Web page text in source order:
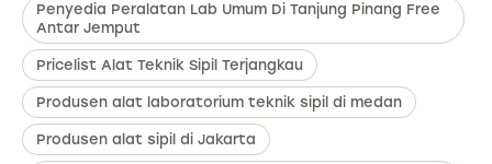
Penyedia Peralatan Lab Umum Di Tanjung Pinang Free
Antar Jemput
Pricelist Alat Teknik Sipil Terjangkau
Produsen alat laboratorium teknik sipil di medan
Produsen alat sipil di Jakarta